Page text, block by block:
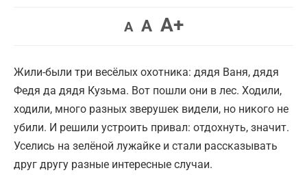
AУменьшить
AВернуть
A+Увеличить
Жили-были три весёлых охотника: дядя Ваня, дядя
Федя да дядя Кузьма. Вот пошли они в лес. Ходили,
ходили, много разных зверушек видели, но никого не
убили. И решили устроить привал: отдохнуть, значит.
Уселись на зелёной лужайке и стали рассказывать
друг другу разные интересные случаи.